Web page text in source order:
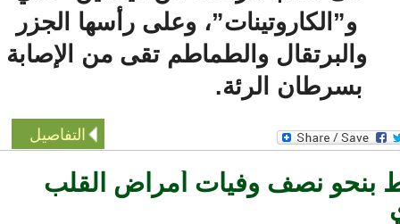
و”الكاروتينات”، وعلى رأسها الجزر
والبرتقال والطماطم تقى من الإصابة
بسرطان الرئة.
التفاصيل
بنحو نصف وفيات أمراض القلب